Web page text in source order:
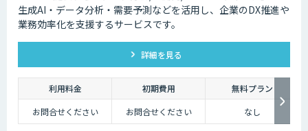
形態素解析、構文解析はコンピューターの得意分野ですが、意味解析や文
脈解析は曖昧な表現や文化による違いなどルール化が難しく、自動翻訳を
GoogleやYahooの検索エンジンによる検索、自動翻訳サイトや、Appleの
SiriやGoogleEchoの音声認識などに自然言語処理の技術は使われていま
す。
この課題を解決するためにAI・人工知能が活用されています。大量のデー
タを高速にコンピューターに学習できる「機械学習」の技術が進歩したこ
とで、より人間に近いような精度に向上しました。
生成AI・データ分析・需要予測などを活用し、企業のDX推進や
業務効率化を支援するサービスです。
詳細を見る
利用料金 初期費用
無料プラン
お問合せください
お問合せください なし